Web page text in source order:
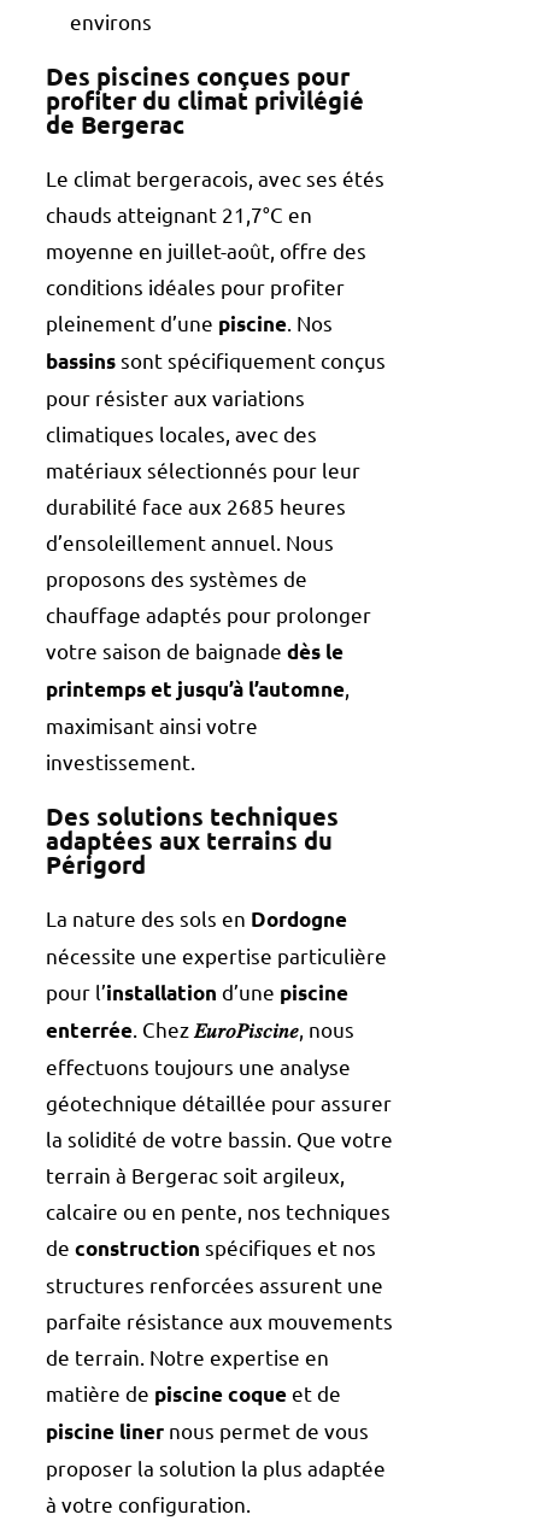
environs
Des piscines conçues pour
profiter du climat privilégié
de Bergerac
Le climat bergeracois, avec ses étés
chauds atteignant 21,7°C en
moyenne en juillet-août, offre des
conditions idéales pour profiter
pleinement d’une piscine . Nos
bassinssont spécifiquement conçus
pour résister aux variations
climatiques locales, avec des
matériaux sélectionnés pour leur
durabilité face aux 2685 heures
d’ensoleillement annuel. Nous
proposons des systèmes de
chauffage adaptés pour prolonger
votre saison de baignade dès le
printemps et jusqu’à l’automne
maximisant ainsi votre
investissement.
Des solutions techniques
adaptées aux terrains du
Périgord
La nature des sols en Dordogne
nécessite une expertise particulière
pour l’installation d’une piscine
enterrée . Chez 𝐸𝑢𝑟𝑜𝑃𝑖𝑠𝑐𝑖𝑛𝑒 , nous
effectuons toujours une analyse
géotechnique détaillée pour assurer
la solidité de votre bassin. Que votre
terrain à Bergerac soit argileux,
calcaire ou en pente, nos techniques
de construction spécifiques et nos
structures renforcées assurent une
parfaite résistance aux mouvements
de terrain. Notre expertise en
matière de piscine coqueet de
piscine liner nous permet de vous
proposer la solution la plus adaptée
à votre configuration.